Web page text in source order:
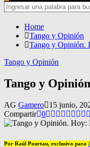
Search
for:
Home
Tango y Opinión
Tango y Opinión.
Tango y Opinión
Tango y
AG Gamero 15 junio,
Compartir 0
Por Raúl Pourtau, exclusivo para